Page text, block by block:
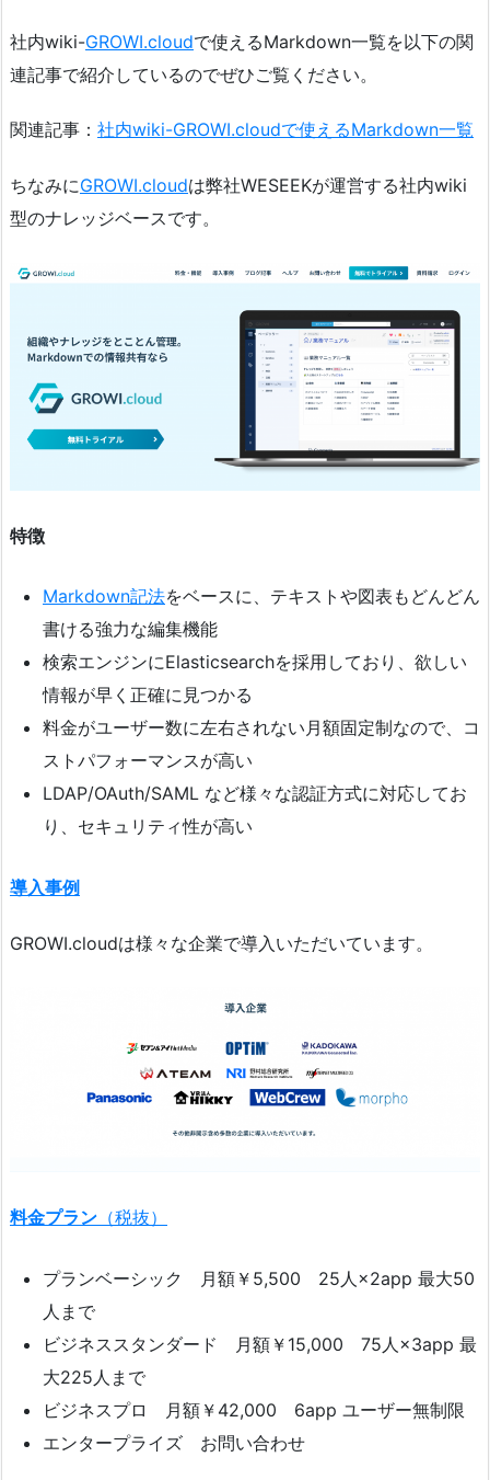
社内wiki-GROWI.cloudで使えるMarkdown一覧を以下の関
連記事で紹介しているのでぜひご覧ください。
関連記事： 社内wiki-GROWI.cloudで使えるMarkdown一覧
ちなみにGROWI.cloudは弊社WESEEKが運営する社内wiki
型のナレッジベースです。
特徴
Markdown記法をベースに、テキストや図表もどんどん
書ける強力な編集機能
検索エンジンにElasticsearchを採用しており、欲しい
情報が早く正確に見つかる
料金がユーザー数に左右されない月額固定制なので、コ
ストパフォーマンスが高い
LDAP/OAuth/SAML など様々な認証方式に対応してお
り、セキュリティ性が高い
導入事例
GROWI.cloudは様々な企業で導入いただいています。
料金プラン （税抜）
プランベーシック 月額￥5,500 25人×2app 最大50
人まで
ビジネススタンダード 月額￥15,000 75人×3app 最
大225人まで
ビジネスプロ 月額￥42,000 6app ユーザー無制限
エンタープライズ お問い合わせ